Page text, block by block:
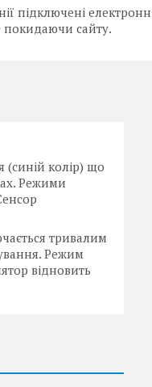
підключені
покидаючи сайту.
(синій колір) що
Режими
тривалим
Режим
відновить